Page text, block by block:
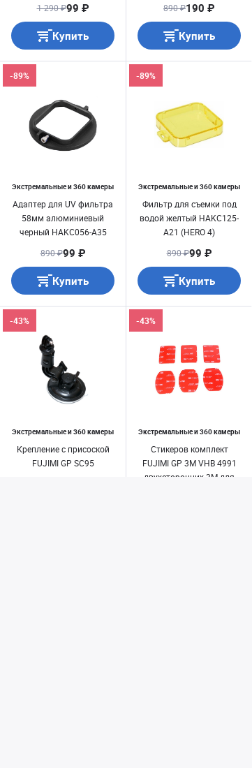
1 290 ₽99 ₽
Купить
890 ₽190 ₽
Купить
Экстремальные и 360 камеры
Адаптер для UV фильтра
58мм алюминиевый
черный HAKC056-A35
-89%
890 ₽99 ₽
Купить
Экстремальные и 360 камеры
Фильтр для съемки под
водой желтый HAKC125-
A21 (HERO 4)
-89%
890 ₽99 ₽
Купить
Экстремальные и 360 камеры
Крепление с присоской
FUJIMI GP SC95
-43%
Экстремальные и 360 камеры
Стикеров комплект
FUJIMI GP 3M VHB 4991
двухсторонних 3M для
-43%